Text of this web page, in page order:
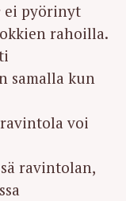
ei pyörinyt
rahoilla.
samalla kun
voi
ravintolan,